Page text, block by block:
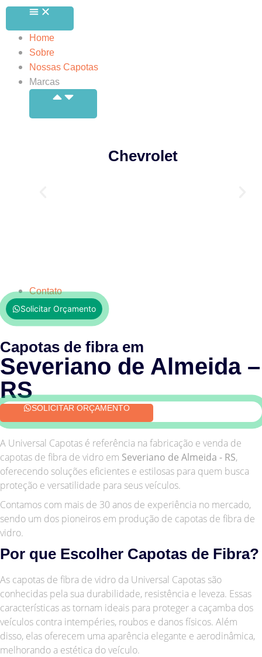
Home
Sobre
Nossas Capotas
Marcas
Chevrolet
Contato
Solicitar Orçamento
Capotas de fibra em
Severiano de Almeida –
RS
SOLICITAR ORÇAMENTO
A Universal Capotas é referência na fabricação e venda de
capotas de fibra de vidro em Severiano de Almeida - RS,
oferecendo soluções eficientes e estilosas para quem busca
proteção e versatilidade para seus veículos.
Contamos com mais de 30 anos de experiência no mercado,
sendo um dos pioneiros em produção de capotas de fibra de
vidro.
Por que Escolher Capotas de Fibra?
As capotas de fibra de vidro da Universal Capotas são
conhecidas pela sua durabilidade, resistência e leveza. Essas
características as tornam ideais para proteger a caçamba dos
veículos contra intempéries, roubos e danos físicos. Além
disso, elas oferecem uma aparência elegante e aerodinâmica,
melhorando a estética do veículo.